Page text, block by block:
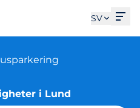
SV
i Lund